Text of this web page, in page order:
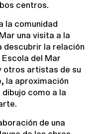
centros.
la comunidad
una visita a la
descubrir la relación
del Mar
otros artistas de su
la aproximación
como a la
de una